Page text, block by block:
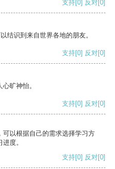
支持[0] 反对[0]
结识到来自世界各地的朋友。
支持[0] 反对[0]
旷神怡。
支持[0] 反对[0]
以根据自己的需求选择学习方
度。
支持[0] 反对[0]